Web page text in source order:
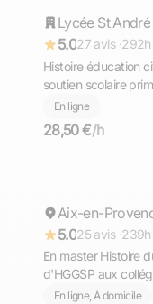
Répond
Lycée St André
5.027 avis ·292h
Histoire éducation
soutien scolaire
dans un collège.
En ligne
28,50 €/h
Répond
Aix-en-
5.025 avis ·239h
En master Histoire
d'HGGSP aux
En ligne, À domicile